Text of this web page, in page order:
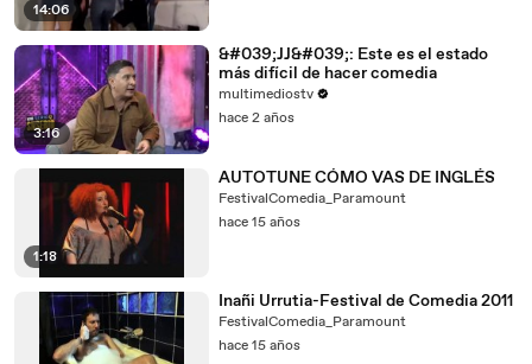
14:06
3:16
&#039;JJ&#039;: Este es el estado
más difícil de hacer comedia
multimediostv
hace 2 años
1:18
AUTOTUNE CÓMO VAS DE INGLÉS
FestivalComedia_Paramount
hace 15 años
Inañi Urrutia-Festival de Comedia 2011
FestivalComedia_Paramount
hace 15 años